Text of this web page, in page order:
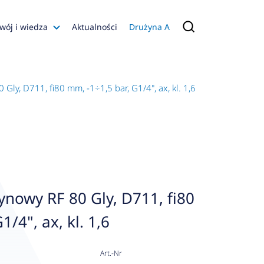
i wiedza
Konfiguratory
Aktualności Drużyna A
D711, fi80 mm, -1÷1,5 bar, G1/4", ax, kl. 1,6
RF 80 Gly, D711, fi80
4", ax, kl. 1,6
Art.-Nr